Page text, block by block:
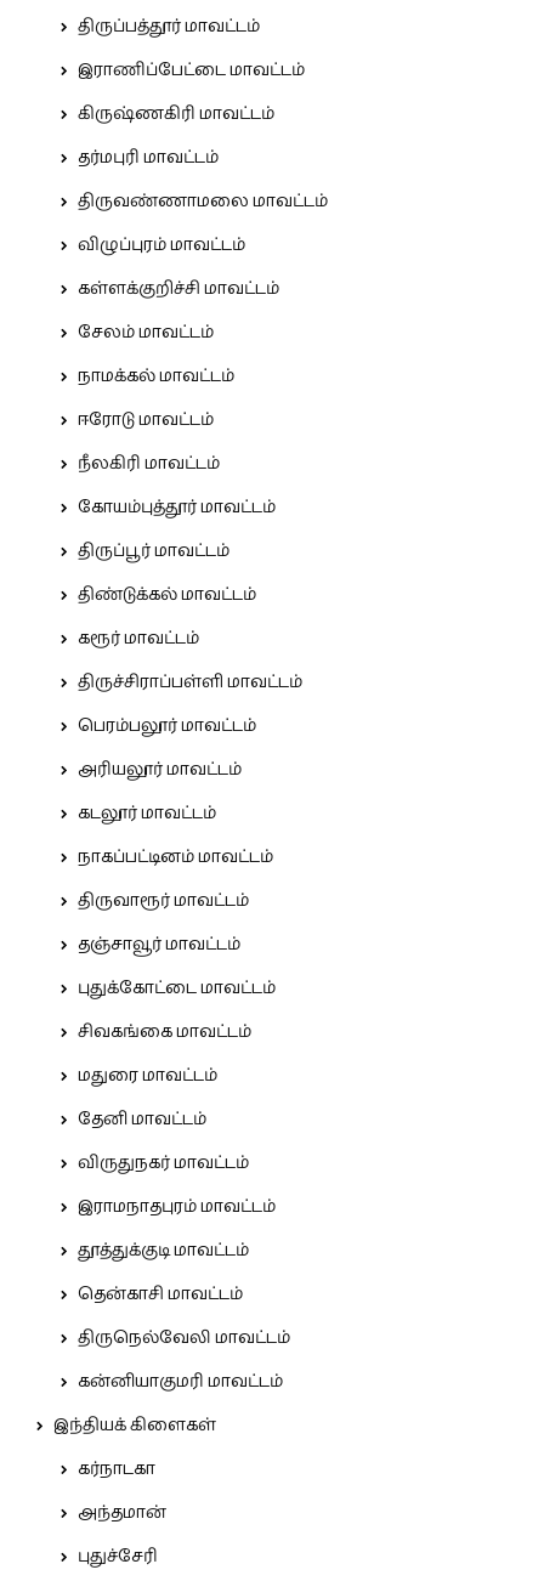
திருப்பத்தூர் மாவட்டம்
இராணிப்பேட்டை மாவட்டம்
கிருஷ்ணகிரி மாவட்டம்
தர்மபுரி மாவட்டம்
திருவண்ணாமலை மாவட்டம்
விழுப்புரம் மாவட்டம்
கள்ளக்குறிச்சி மாவட்டம்
சேலம் மாவட்டம்
நாமக்கல் மாவட்டம்
ஈரோடு மாவட்டம்
நீலகிரி மாவட்டம்
கோயம்புத்தூர் மாவட்டம்
திருப்பூர் மாவட்டம்
திண்டுக்கல் மாவட்டம்
கரூர் மாவட்டம்
திருச்சிராப்பள்ளி மாவட்டம்
பெரம்பலூர் மாவட்டம்
அரியலூர் மாவட்டம்
கடலூர் மாவட்டம்
நாகப்பட்டினம் மாவட்டம்
திருவாரூர் மாவட்டம்
தஞ்சாவூர் மாவட்டம்
புதுக்கோட்டை மாவட்டம்
சிவகங்கை மாவட்டம்
மதுரை மாவட்டம்
தேனி மாவட்டம்
விருதுநகர் மாவட்டம்
இராமநாதபுரம் மாவட்டம்
தூத்துக்குடி மாவட்டம்
தென்காசி மாவட்டம்
திருநெல்வேலி மாவட்டம்
கன்னியாகுமரி மாவட்டம்
இந்தியக் கிளைகள்
கர்நாடகா
அந்தமான்
புதுச்சேரி